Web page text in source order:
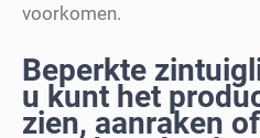
voorkomen.
Beperkte
u kunt het
zien, aanraken